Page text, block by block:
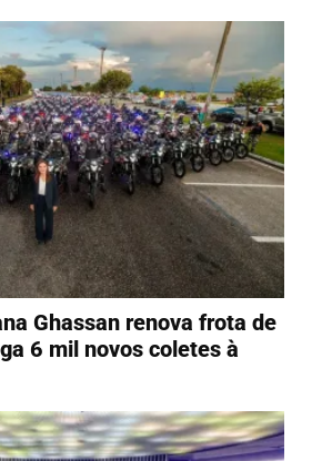
Ghassan renova frota de
6 mil novos coletes à